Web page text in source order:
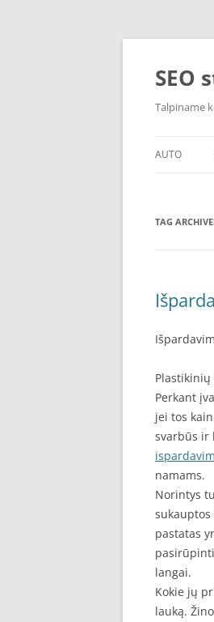
Skip
SEO
Talpiname
AUTO
TAG
Perkant
jei tos
svarbūs ir
namams.
Norintys
pastatas
langai.
Kokie jų
lauką.